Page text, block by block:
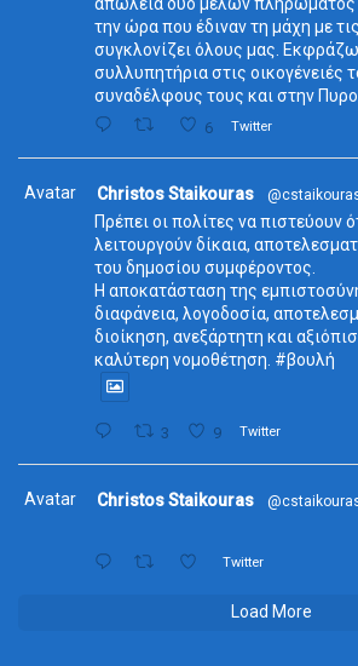
απώλεια δύο μελών
την ώρα που έδιναν τη μάχη με
συγκλονίζει όλους μας. Εκφράζω
συλλυπητήρια στις οικογένειές
συναδέλφους τους και στην
6 Twitter
Avatar Christos Staikouras
Πρέπει οι πολίτες να πιστεύουν
λειτουργούν δίκαια,
του δημοσίου συμφέροντος.
Η αποκατάσταση της
διαφάνεια, λογοδοσία,
διοίκηση, ανεξάρτητη και
καλύτερη νομοθέτηση. #βουλή
3 9 Twitter
Avatar Christos Staikouras
Twitter
Load More